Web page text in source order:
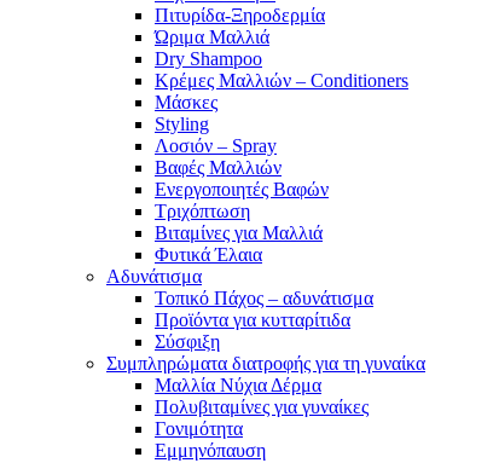
Πιτυρίδα-Ξηροδερμία
Ώριμα Μαλλιά
Dry Shampoo
Κρέμες Μαλλιών – Conditioners
Μάσκες
Styling
Λοσιόν – Spray
Βαφές Μαλλιών
Ενεργοποιητές Βαφών
Τριχόπτωση
Βιταμίνες για Μαλλιά
Φυτικά Έλαια
Αδυνάτισμα
Τοπικό Πάχος – αδυνάτισμα
Προϊόντα για κυτταρίτιδα
Σύσφιξη
Συμπληρώματα διατροφής για τη γυναίκα
Μαλλία Νύχια Δέρμα
Πολυβιταμίνες για γυναίκες
Γονιμότητα
Εμμηνόπαυση